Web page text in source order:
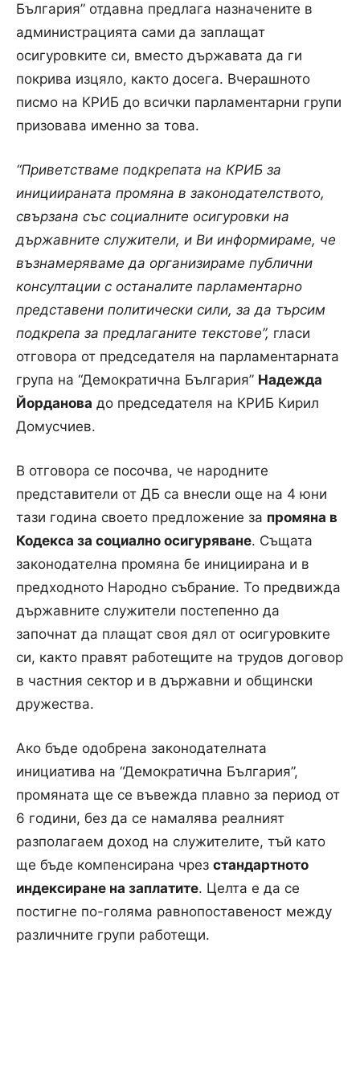
България” отдавна предлага назначените в
администрацията сами да заплащат
осигуровките си, вместо държавата да ги
покрива изцяло, както досега. Вчерашното
писмо на КРИБ до всички парламентарни групи
призовава именно за това.
“Приветстваме подкрепата на КРИБ за
инициираната промяна в законодателството,
свързана със социалните осигуровки на
държавните служители, и Ви информираме, че
възнамеряваме да организираме публични
консултации с останалите парламентарно
представени политически сили, за да търсим
подкрепа за предлаганите текстове”, гласи
отговора от председателя на парламентарната
група на “Демократична България” Надежда
Йорданова до председателя на КРИБ Кирил
Домусчиев.
В отговора се посочва, че народните
представители от ДБ са внесли още на 4 юни
тази година своето предложение за промяна в
Кодекса за социално осигуряване. Същата
законодателна промяна бе инициирана и в
предходното Народно събрание. То предвижда
държавните служители постепенно да
започнат да плащат своя дял от осигуровките
си, както правят работещите на трудов договор
в частния сектор и в държавни и общински
дружества.
Ако бъде одобрена законодателната
инициатива на “Демократична България”,
промяната ще се въвежда плавно за период от
6 години, без да се намалява реалният
разполагаем доход на служителите, тъй като
ще бъде компенсирана чрез стандартното
индексиране на заплатите. Целта е да се
постигне по-голяма равнопоставеност между
различните групи работещи.